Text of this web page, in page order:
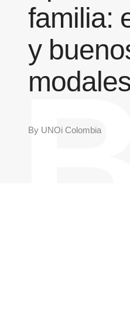
familia:
y
By UNOi Colombia